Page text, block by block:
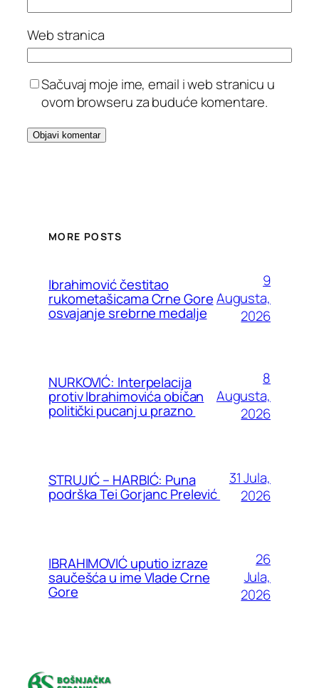
Web stranica
Sačuvaj moje ime, email i web stranicu u
ovom browseru za buduće komentare.
MORE POSTS
Ibrahimović čestitao
rukometašicama Crne Gore
osvajanje srebrne medalje
9
Augusta,
2026
NURKOVIĆ: Interpelacija
protiv Ibrahimovića običan
politički pucanj u prazno
8
Augusta,
2026
STRUJIĆ – HARBIĆ: Puna
podrška Tei Gorjanc Prelević
31 Jula,
2026
IBRAHIMOVIĆ uputio izraze
saučešća u ime Vlade Crne
Gore
26
Jula,
2026